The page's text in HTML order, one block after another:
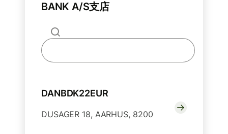
BANK A/S支店
DANBDK22EUR
DUSAGER 18, AARHUS, 8200